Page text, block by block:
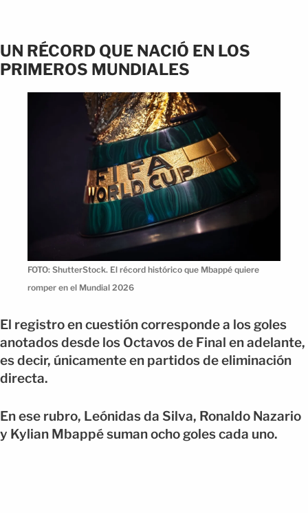
UN RÉCORD QUE NACIÓ EN LOS
PRIMEROS MUNDIALES
FOTO: ShutterStock. El récord histórico que Mbappé quiere
romper en el Mundial 2026
El registro en cuestión corresponde a los goles
anotados desde los Octavos de Final en adelante,
es decir, únicamente en partidos de eliminación
directa.
En ese rubro, Leónidas da Silva, Ronaldo Nazario
y Kylian Mbappé suman ocho goles cada uno.